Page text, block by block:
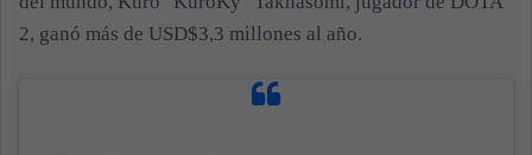
2, ganó más de USD$3,3 millones al año.